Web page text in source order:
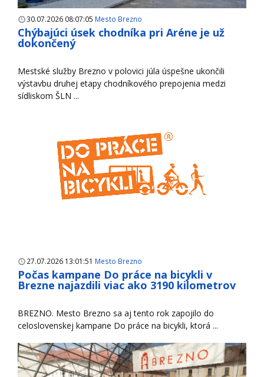
30.07.2026 08:07:05 Mesto Brezno
Chýbajúci úsek chodníka pri Aréne je už
dokončený
Mestské služby Brezno v polovici júla úspešne ukončili
výstavbu druhej etapy chodníkového prepojenia medzi
sídliskom ŠLN ...
27.07.2026 13:01:51 Mesto Brezno
Počas kampane Do práce na bicykli v
Brezne najazdili viac ako 3190 kilometrov
BREZNO. Mesto Brezno sa aj tento rok zapojilo do
celoslovenskej kampane Do práce na bicykli, ktorá ...